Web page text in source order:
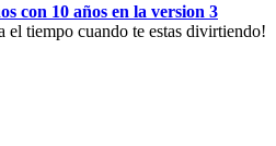
con 10 años en la version 3
el tiempo cuando te estas divirtiendo!